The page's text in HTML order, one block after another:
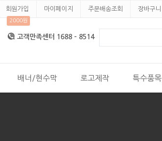
회원가입
2000원
마이페이지 주문배송조회 장바구니
고객만족센터 1688 - 8514
배너/현수막 로고제작 특수품목